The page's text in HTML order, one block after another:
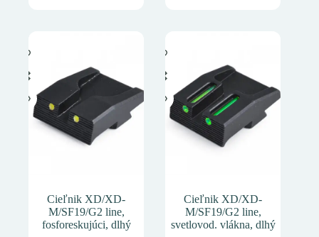
Cieľnik XD/XD-
M/SF19/G2 line,
fosforeskujúci, dlhý
Cieľnik XD/XD-
M/SF19/G2 line,
svetlovod. vlákna, dlhý